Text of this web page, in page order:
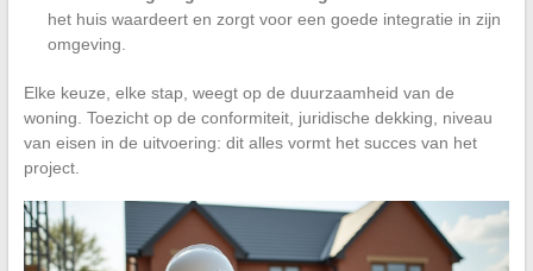
het huis waardeert en zorgt voor een goede integratie in zijn
omgeving.
Elke keuze, elke stap, weegt op de duurzaamheid van de
woning. Toezicht op de conformiteit, juridische dekking, niveau
van eisen in de uitvoering: dit alles vormt het succes van het
project.